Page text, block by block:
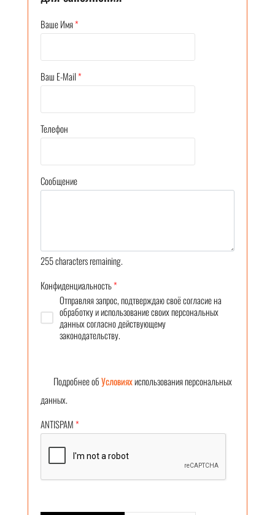
Ваше Имя*
Ваш E-Mail*
Телефон
Сообщение
255characters remaining.
Конфиденциальность*
Отправляя запрос, подтверждаю своё согласие на
обработку и использование своих персональных
данных согласно действующему
законодательству.
Подробнее обУсловияхиспользования персональных
данных.
ANTISPAM*